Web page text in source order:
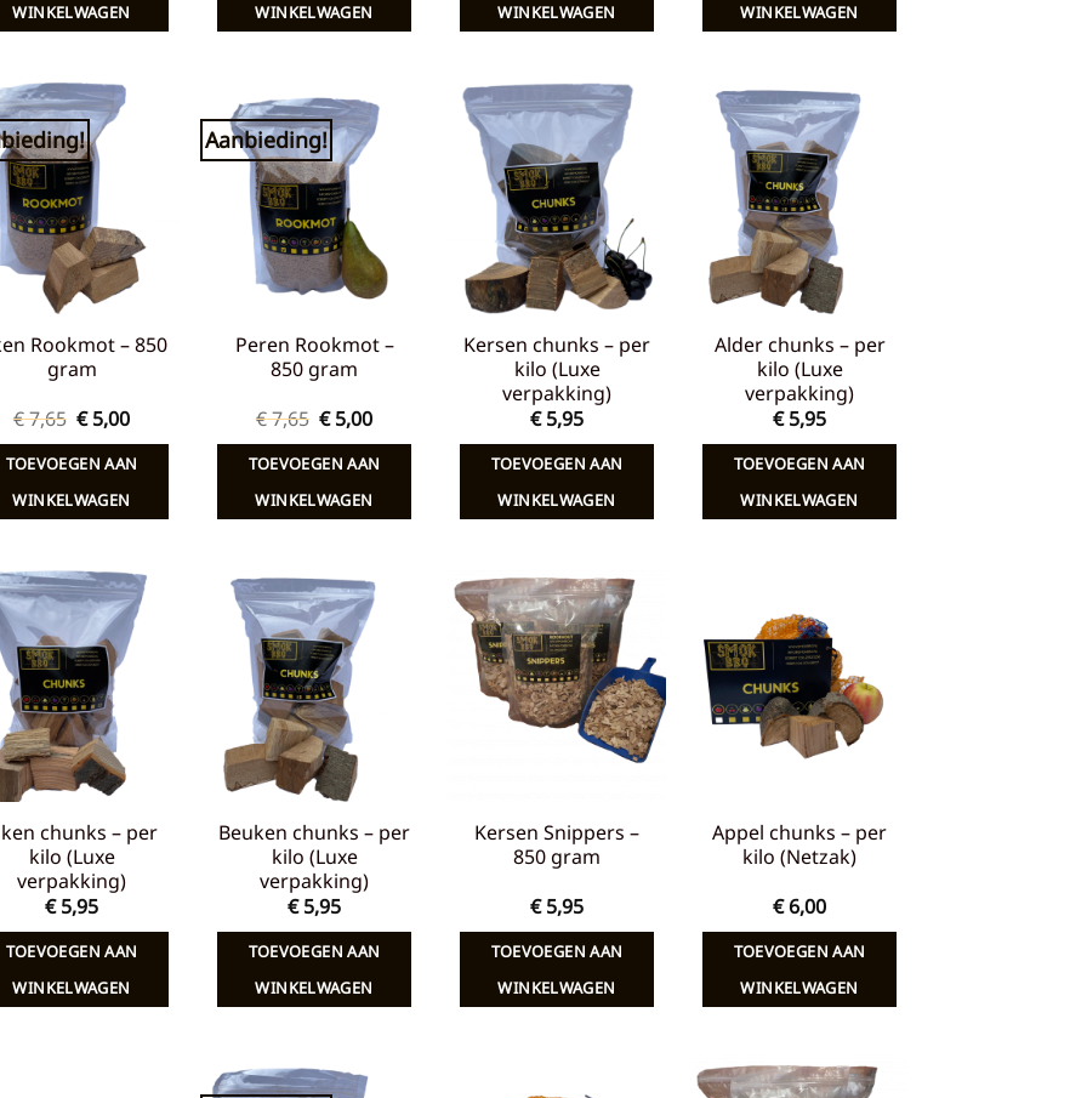
WINKELWAGEN
WINKELWAGEN
WINKELWAGEN
WINKELWAGEN
Toevoegen
verlanglijst
Rookmot – 850
gram
€7,65 Oorspronkelijke
prijs
was:
€ 7,65.
€5,00Huidige
is:
€ 5,00.
TOEVOEGEN AAN
WINKELWAGEN
Aanbieding!
Toevoegen
verlanglijst
Peren Rookmot –
850 gram
€7,65 Oorspronkelijke
prijs
was:
€ 7,65.
€5,00Huidige
is:
€ 5,00.
TOEVOEGEN AAN
WINKELWAGEN
Toevoegen
aan
verlanglijst
Kersen chunks – per
kilo (Luxe
verpakking)
€5,95
TOEVOEGEN AAN
WINKELWAGEN
Toevoegen
aan
verlanglijst
Alder chunks – per
kilo (Luxe
verpakking)
€5,95
TOEVOEGEN AAN
WINKELWAGEN
Toevoegen
aan
verlanglijst
chunks – per
kilo (Luxe
verpakking)
€5,95
TOEVOEGEN AAN
WINKELWAGEN
Toevoegen
aan
verlanglijst
Beuken chunks – per
kilo (Luxe
verpakking)
€5,95
TOEVOEGEN AAN
WINKELWAGEN
Toevoegen
aan
verlanglijst
Kersen Snippers –
850 gram
€5,95
TOEVOEGEN AAN
WINKELWAGEN
Toevoegen
aan
verlanglijst
Appel chunks – per
kilo (Netzak)
€6,00
TOEVOEGEN AAN
WINKELWAGEN